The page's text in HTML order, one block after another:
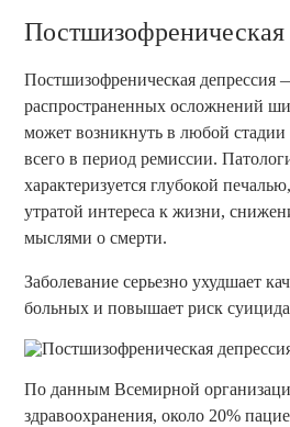
Постшизофреническая
Постшизофреническая депрессия
распространенных осложнений
может возникнуть в любой
всего в период ремиссии.
характеризуется глубокой
утратой интереса к жизни,
мыслями о смерти.
Заболевание серьезно ухудшает
больных и повышает риск
По данным Всемирной
здравоохранения, около 20%